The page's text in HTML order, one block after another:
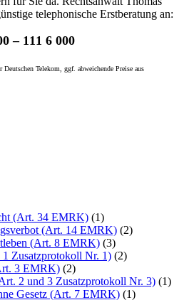
telephonische Erstberatung an:
– 111 6 000
Telekom, ggf. abweichende Preise aus
(Art. 34 EMRK) (1)
(Art. 14 EMRK) (2)
(Art. 8 EMRK) (3)
Zusatzprotokoll Nr. 1) (2)
3 EMRK) (2)
2 und 3 Zusatzprotokoll Nr. 3) (1)
Gesetz (Art. 7 EMRK) (1)